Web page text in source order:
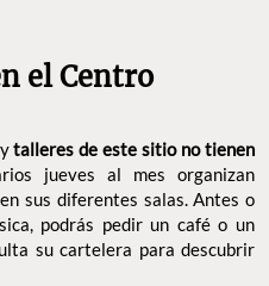
el Centro
talleres de este sitio no tienen
jueves al mes organizan
sus diferentes salas. Antes o
podrás pedir un café o un
su cartelera para descubrir